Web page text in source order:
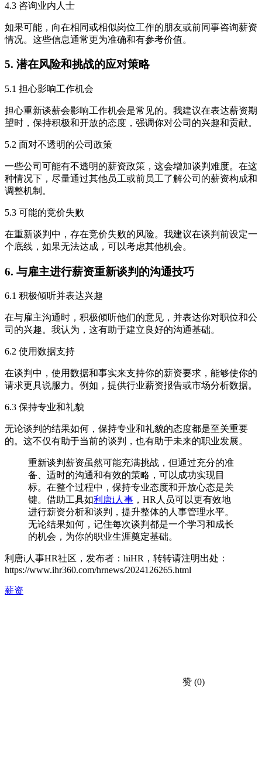
4.3 咨询业内人士
如果可能，向在相同或相似岗位工作的朋友或前同事咨询薪资
情况。这些信息通常更为准确和有参考价值。
5. 潜在风险和挑战的应对策略
5.1 担心影响工作机会
担心重新谈薪会影响工作机会是常见的。我建议在表达薪资期
望时，保持积极和开放的态度，强调你对公司的兴趣和贡献。
5.2 面对不透明的公司政策
一些公司可能有不透明的薪资政策，这会增加谈判难度。在这
种情况下，尽量通过其他员工或前员工了解公司的薪资构成和
调整机制。
5.3 可能的竞价失败
在重新谈判中，存在竞价失败的风险。我建议在谈判前设定一
个底线，如果无法达成，可以考虑其他机会。
6. 与雇主进行薪资重新谈判的沟通技巧
6.1 积极倾听并表达兴趣
在与雇主沟通时，积极倾听他们的意见，并表达你对职位和公
司的兴趣。我认为，这有助于建立良好的沟通基础。
6.2 使用数据支持
在谈判中，使用数据和事实来支持你的薪资要求，能够使你的
请求更具说服力。例如，提供行业薪资报告或市场分析数据。
6.3 保持专业和礼貌
无论谈判的结果如何，保持专业和礼貌的态度都是至关重要
的。这不仅有助于当前的谈判，也有助于未来的职业发展。
重新谈判薪资虽然可能充满挑战，但通过充分的准
备、适时的沟通和有效的策略，可以成功实现目
标。在整个过程中，保持专业态度和开放心态是关
键。借助工具如利唐i人事 ，HR人员可以更有效地
进行薪资分析和谈判，提升整体的人事管理水平。
无论结果如何，记住每次谈判都是一个学习和成长
的机会，为你的职业生涯奠定基础。
利唐i人事HR社区，发布者：hiHR，转转请注明出处：
https://www.ihr360.com/hrnews/2024126265.html
薪资
赞 (0)